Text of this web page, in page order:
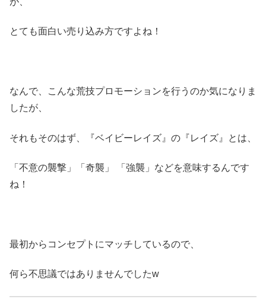
とても面白い売り込み方ですよね！
なんで、こんな荒技プロモーションを行うのか気になりま
したが、
それもそのはず、『ベイビーレイズ』の『レイズ』とは、
「不意の襲撃」「奇襲」 「強襲」などを意味するんです
ね！
最初からコンセプトにマッチしているので、
何ら不思議ではありませんでしたw